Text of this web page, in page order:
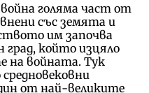
голяма част от
със земята и
им започва
град, който изцяло
на войната. Тук
от най-великите